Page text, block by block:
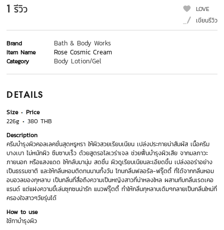
1 รีวิว
LOVE
เขียนรีวิว
Brand Bath & Body Works
Item Name Rose Cosmic Cream
Category Body Lotion/Gel
DETAILS
Size
Price
226g
380 THB
Description
ครีมบำรุงผิวคอลเลคชั่นสุดหรูหรา ให้ผิวสวยเรียบเนียน เปล่งประกายน่าสัมผัส เนื้อครีม
บางเบา ไม่หนักผิว ซึมซาบเร็ว ด้วยสูตรอโลเวร่าเจล ช่วยฟื้นบำรุงผิวเสีย จากมลภาวะ
ภายนอก หรือแสงแดด ให้กลับมานุ่ม สดชื่น ผิวดูเรียบเนียนละเอียดขึ้น เปล่งออร่าอย่าง
เป็นธรรมชาติ และให้กลิ่นหอมติดทนนานทั้งวัน โทนกลิ่นฟลอรัล-ฟรุ๊ตตี้ ที่ได้จากกลิ่นหอม
อบอวลของกุหลาบ เป็นกลิ่นที่สื่อถึงความเป็นหญิงสาวที่น่าหลงใหล ผสานกับกลิ่นเรดเคอ
แรนด์ แต่แฝงความขี้เล่นซุกซนน่ารัก แนวฟรุ๊ตตี้ ทำให้กลิ่นกุหลาบเดิมๆกลายเป็นกลิ่นใหม่ที่
ครองใจสาวๆวัยรุ่นได้
How to use
ใช้ทาบำรุงผิว